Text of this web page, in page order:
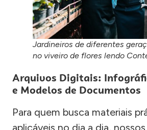
Jardineiros de diferentes
no viveiro de flores lendo
Arquivos Digitais:
e Modelos de Documentos
Para quem busca materiais
aplicáveis no dia a dia, nossos